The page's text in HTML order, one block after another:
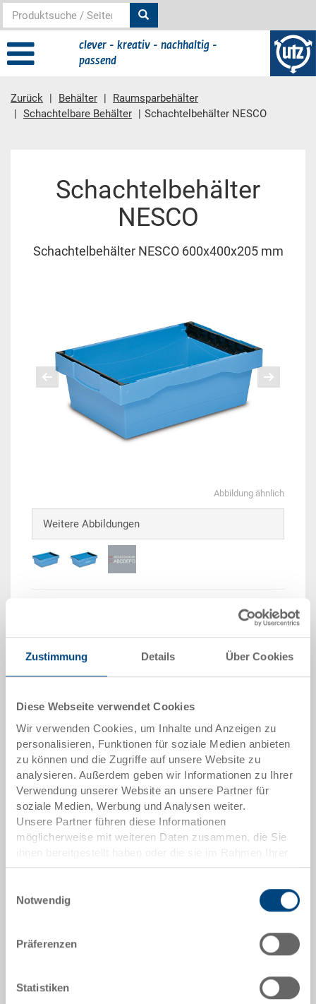
Zustimmung Details Über Cookies
Diese Webseite verwendet Cookies
Wir verwenden Cookies, um Inhalte und Anzeigen zu
personalisieren, Funktionen für soziale Medien anbieten
zu können und die Zugriffe auf unsere Website zu
analysieren. Außerdem geben wir Informationen zu Ihrer
Verwendung unserer Website an unsere Partner für
soziale Medien, Werbung und Analysen weiter.
Unsere Partner führen diese Informationen
möglicherweise mit weiteren Daten zusammen, die Sie
Nutzung der Dienste gesammelt haben.
Notwendig
Präferenzen
Statistiken
clever - kreativ - nachhaltig -
passend
Zurück Behälter
Raumsparbehälter
Schachtelbare Behälter
Schachtelbehälter NESCO
Schachtelbehälter
NESCO
Schachtelbehälter NESCO 600x400x205 mm
Abbildung ähnlich
Weitere Abbildungen
Lieferzeit: Auf Anfrage
An gebot anfordern
Artikeldaten
Bestellnummer
37-6420-114.5070.0101
Aussenmasse:
600 x 400 x 205 mm
Farbe: